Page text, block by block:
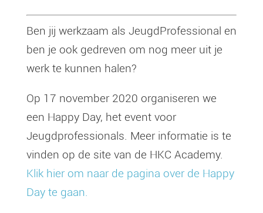
Ben jij werkzaam als JeugdProfessional en
ben je ook gedreven om nog meer uit je
werk te kunnen halen?
Op 17 november 2020 organiseren we
een Happy Day, het event voor
Jeugdprofessionals. Meer informatie is te
vinden op de site van de HKC Academy.
Klik hier om naar de pagina over de Happy
Day te gaan.